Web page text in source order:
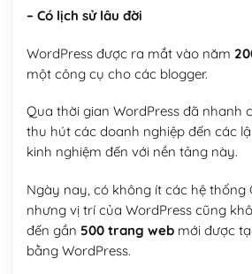
– Có lịch sử lâu đời
WordPress được ra mắt vào năm
một công cụ cho các blogger.
Qua thời gian WordPress đã nhanh
thu hút các doanh nghiệp đến các
kinh nghiệm đến với nền tảng này.
Ngày nay, có không ít các hệ thống
nhưng vị trí của WordPress cũng
đến gần 500 trang webmới được
bằng WordPress.